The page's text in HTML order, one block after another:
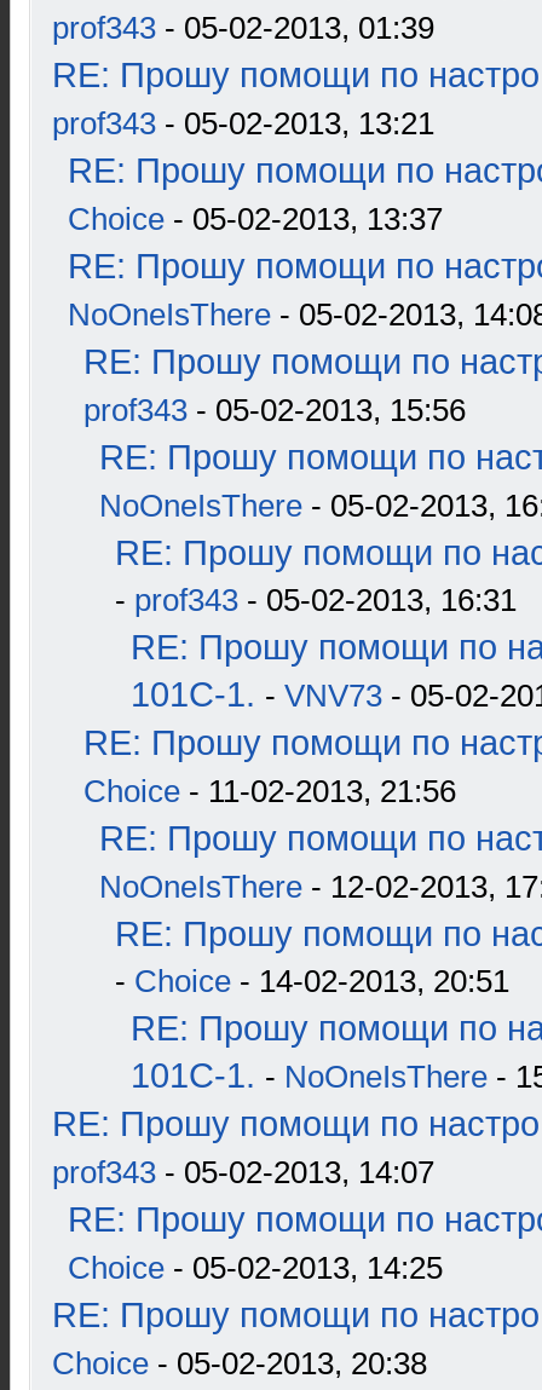
prof343 - 05-02-2013, 01:39
RE: Прошу помощи по
prof343 - 05-02-2013, 13:21
RE: Прошу помощи по
Choice - 05-02-2013, 13:37
RE: Прошу помощи по
NoOneIsThere - 05-02-2013,
RE: Прошу помощи по
prof343 - 05-02-2013, 15:56
RE: Прошу помощи по
NoOneIsThere - 05-02-2013,
RE: Прошу помощи по
- prof343 - 05-02-2013, 16:31
RE: Прошу помощи по
101С-1. - VNV73 - 05-02-
RE: Прошу помощи по
Choice - 11-02-2013, 21:56
RE: Прошу помощи по
NoOneIsThere - 12-02-2013,
RE: Прошу помощи по
- Choice - 14-02-2013, 20:51
RE: Прошу помощи по
101С-1. - NoOneIsThere -
RE: Прошу помощи по
prof343 - 05-02-2013, 14:07
RE: Прошу помощи по
Choice - 05-02-2013, 14:25
RE: Прошу помощи по
Choice - 05-02-2013, 20:38